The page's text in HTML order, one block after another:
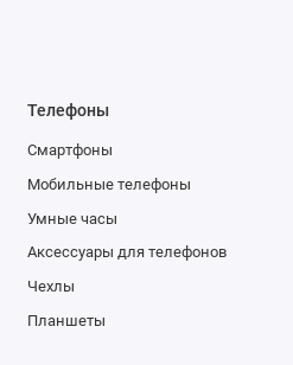
Телефоны
Смартфоны
Мобильные телефоны
Умные часы
Аксессуары для телефонов
Чехлы
Планшеты